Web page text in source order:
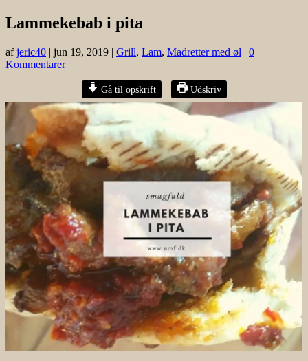
Lammekebab i pita
afjeric40 | jun 19, 2019 | Grill, Lam, Madretter med øl | 0
Kommentarer
Gå til opskrift Udskriv